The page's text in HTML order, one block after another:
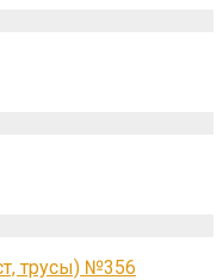
трусы) №356